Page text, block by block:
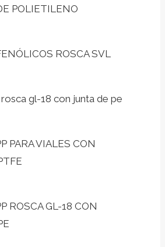
POLIETILENO
ROSCA SVL
gl-18 con junta de pe
PARA VIALES CON
ROSCA GL-18 CON